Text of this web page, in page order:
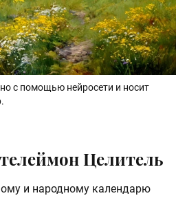
с помощью нейросети и носит
Целитель
и народному календарю